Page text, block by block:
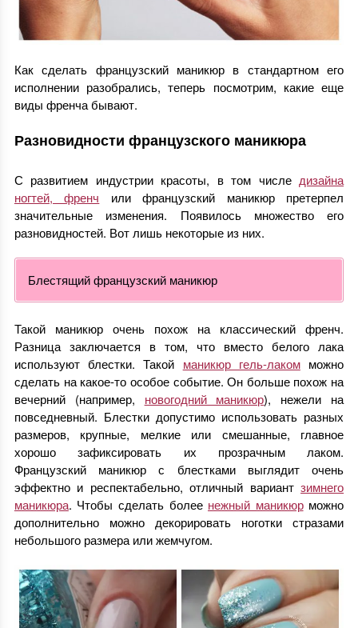
Как сделать французский маникюр в стандартном его
исполнении разобрались, теперь посмотрим, какие еще
виды френча бывают.
Разновидности французского маникюра
С развитием индустрии красоты, в том числе дизайна
ногтей, френч или французский маникюр претерпел
значительные изменения. Появилось множество его
разновидностей. Вот лишь некоторые из них.
Блестящий французский маникюр
Такой маникюр очень похож на классический френч.
Разница заключается в том, что вместо белого лака
используют блестки. Такой маникюр гель-лакомможно
сделать на какое-то особое событие. Он больше похож на
вечерний (например, новогодний маникюр), нежели на
повседневный. Блестки допустимо использовать разных
размеров, крупные, мелкие или смешанные, главное
хорошо зафиксировать их прозрачным лаком.
Французский маникюр с блестками выглядит очень
эффектно и респектабельно, отличный вариантзимнего
маникюра. Чтобы сделать более нежный маникюрможно
дополнительно можно декорировать ноготки стразами
небольшого размера или жемчугом.